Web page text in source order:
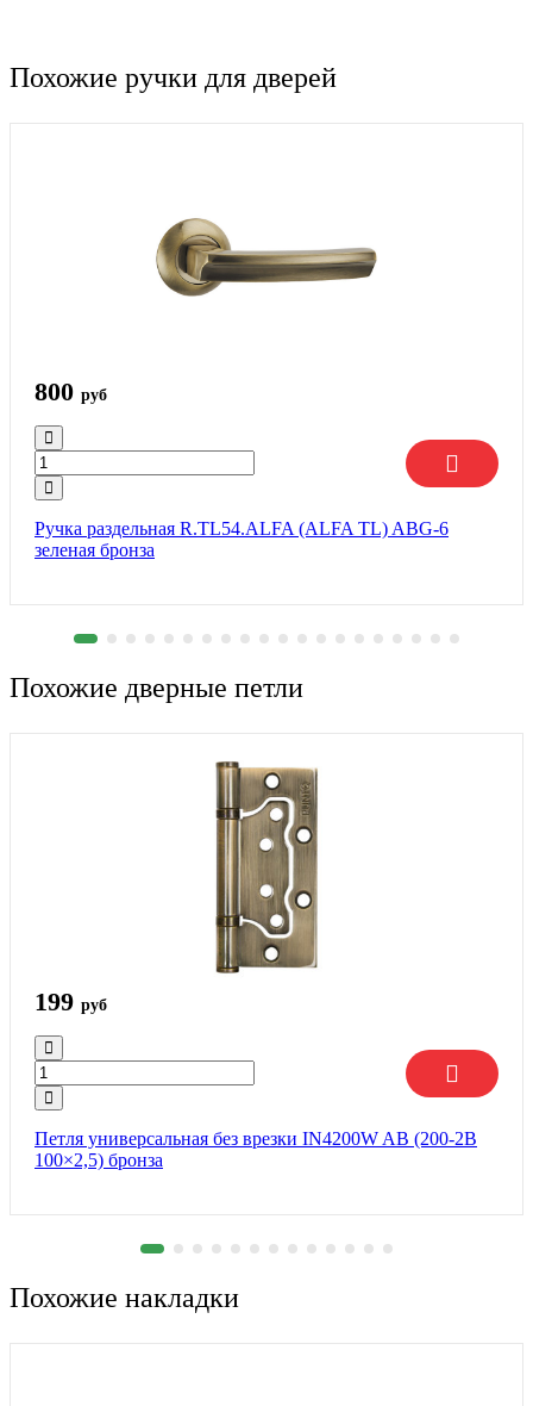
Похожие ручки для дверей
800 руб
Ручка раздельная R.TL54.ALFA (ALFA TL) ABG-6
зеленая бронза
Похожие дверные петли
199 руб
Петля универсальная без врезки IN4200W AB (200-2B
100×2,5) бронза
Похожие накладки